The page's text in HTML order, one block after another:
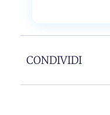
CONDIVIDI